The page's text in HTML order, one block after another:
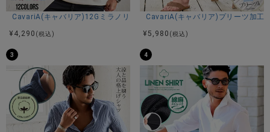
CavariA(キャバリア)12Gミラノリブクルーネックドルマンハーフスリー
¥ 4,290 (税込)
CavariA(キャバリア)プリーツ加工
¥ 5,980 (税込)
3 4